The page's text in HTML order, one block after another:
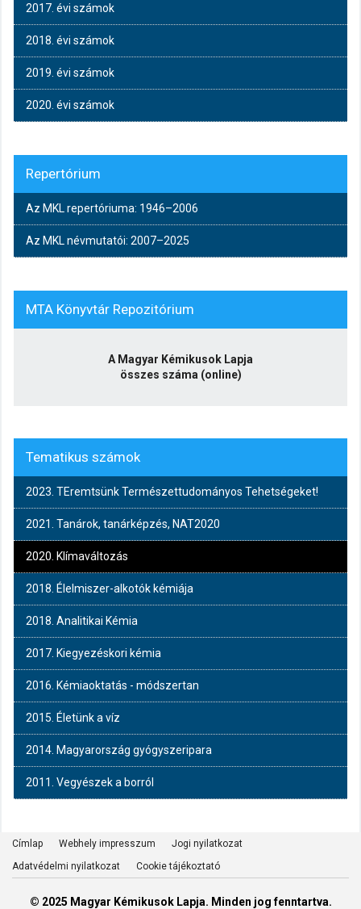
2017. évi számok
2018. évi számok
2019. évi számok
2020. évi számok
Repertórium
Az MKL repertóriuma: 1946–2006
Az MKL névmutatói: 2007–2025
MTA Könyvtár Repozitórium
A Magyar Kémikusok Lapja
összes száma (online)
Tematikus számok
2023. TEremtsünk Természettudományos Tehetségeket!
2021. Tanárok, tanárképzés, NAT2020
2020. Klímaváltozás
2018. Élelmiszer-alkotók kémiája
2018. Analitikai Kémia
2017. Kiegyezéskori kémia
2016. Kémiaoktatás - módszertan
2015. Életünk a víz
2014. Magyarország gyógyszeripara
2011. Vegyészek a borról
Címlap Webhely impresszum
Jogi nyilatkozat
Adatvédelmi nyilatkozat
Cookie tájékoztató
© 2025 Magyar Kémikusok Lapja. Minden jog fenntartva.